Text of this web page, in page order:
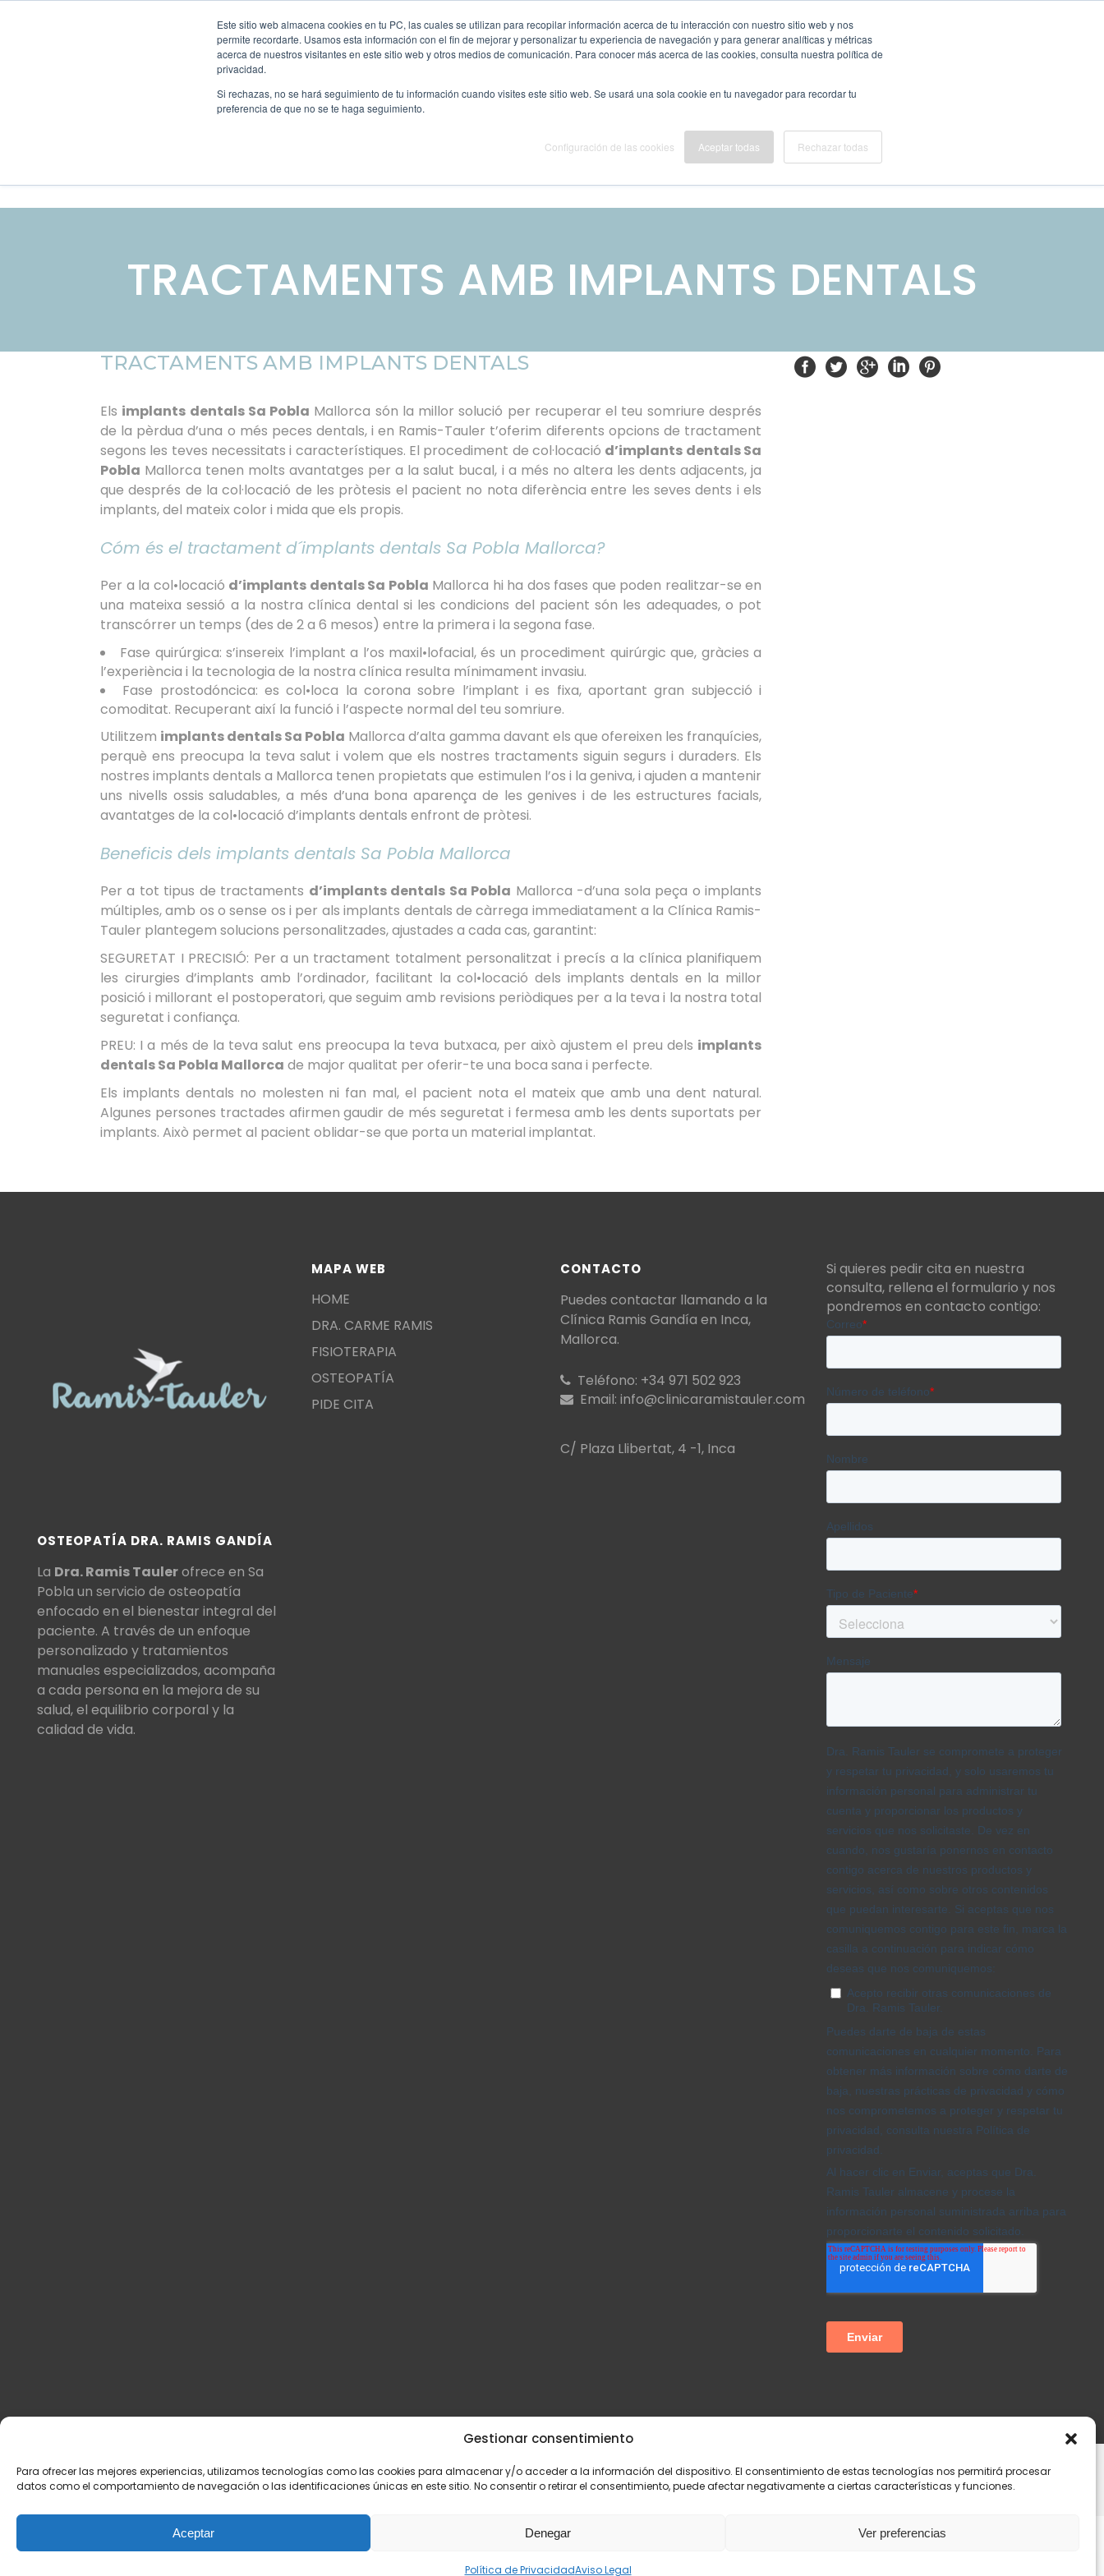
Este sitio web almacena cookies en tu PC, las cuales se utilizan para recopilar información acerca de tu interacción con nuestro sitio web y nos
permite recordarte. Usamos esta información con el fin de mejorar y personalizar tu experiencia de navegación y para generar analíticas y métricas
acerca de nuestros visitantes en este sitio web y otros medios de comunicación. Para conocer más acerca de las cookies, consulta nuestra política de
privacidad.
Si rechazas, no se hará seguimiento de tu información cuando visites este sitio web. Se usará una sola cookie en tu navegador para recordar tu
preferencia de que no se te haga seguimiento.
Configuración de las cookies Aceptar todas Rechazar todas
Gestionar consentimiento
Para ofrecer las mejores experiencias, utilizamos tecnologías como las cookies para almacenar y/o acceder a la información del dispositivo. El consentimiento de estas tecnologías nos permitirá procesar
datos como el comportamiento de navegación o las identificaciones únicas en este sitio. No consentir o retirar el consentimiento, puede afectar negativamente a ciertas características y funciones.
Aceptar Denegar Ver preferencias
Política de PrivacidadAviso Legal
OSTEOPATÍA PIDE CITA
TRACTAMENTS AMB IMPLANTS DENTALS
TRACTAMENTS AMB IMPLANTS DENTALS
Els implants dentals Sa Pobla Mallorca són la millor solució per recuperar el teu somriure després
de la pèrdua d’una o més peces dentals, i en Ramis-Tauler t’oferim diferents opcions de tractament
segons les teves necessitats i característiques. El procediment de col·locació d’implants dentals Sa
Pobla Mallorca tenen molts avantatges per a la salut bucal, i a més no altera les dents adjacents, ja
que després de la col·locació de les pròtesis el pacient no nota diferència entre les seves dents i els
implants, del mateix color i mida que els propis.
Cóm és el tractament d´implants dentals Sa Pobla Mallorca?
Per a la col•locació d’implants dentals Sa Pobla Mallorca hi ha dos fases que poden realitzar-se en
una mateixa sessió a la nostra clínica dental si les condicions del pacient són les adequades, o pot
transcórrer un temps (des de 2 a 6 mesos) entre la primera i la segona fase.
Fase quirúrgica: s’insereix l’implant a l’os maxil•lofacial, és un procediment quirúrgic que, gràcies a
l’experiència i la tecnologia de la nostra clínica resulta mínimament invasiu.
Fase prostodóncica: es col•loca la corona sobre l’implant i es fixa, aportant gran subjecció i
comoditat. Recuperant així la funció i l’aspecte normal del teu somriure.
Utilitzem implants dentals Sa Pobla Mallorca d’alta gamma davant els que ofereixen les franquícies,
perquè ens preocupa la teva salut i volem que els nostres tractaments siguin segurs i duraders. Els
nostres implants dentals a Mallorca tenen propietats que estimulen l’os i la geniva, i ajuden a mantenir
uns nivells ossis saludables, a més d’una bona aparença de les genives i de les estructures facials,
avantatges de la col•locació d’implants dentals enfront de pròtesi.
Beneficis dels implants dentals Sa Pobla Mallorca
Per a tot tipus de tractaments d’implants dentals Sa Pobla Mallorca -d’una sola peça o implants
múltiples, amb os o sense os i per als implants dentals de càrrega immediatament a la Clínica Ramis-
Tauler plantegem solucions personalitzades, ajustades a cada cas, garantint:
SEGURETAT I PRECISIÓ: Per a un tractament totalment personalitzat i precís a la clínica planifiquem
les cirurgies d’implants amb l’ordinador, facilitant la col•locació dels implants dentals en la millor
posició i millorant el postoperatori, que seguim amb revisions periòdiques per a la teva i la nostra total
seguretat i confiança.
PREU: I a més de la teva salut ens preocupa la teva butxaca, per això ajustem el preu dels implants
dentals Sa Pobla Mallorca de major qualitat per oferir-te una boca sana i perfecte.
Els implants dentals no molesten ni fan mal, el pacient nota el mateix que amb una dent natural.
Algunes persones tractades afirmen gaudir de més seguretat i fermesa amb les dents suportats per
implants. Això permet al pacient oblidar-se que porta un material implantat.
OSTEOPATÍA DRA. RAMIS GANDÍA
La Dra. Ramis Taulerofrece en Sa
Pobla un servicio de osteopatía
enfocado en el bienestar integral del
paciente. A través de un enfoque
personalizado y tratamientos
manuales especializados, acompaña
a cada persona en la mejora de su
salud, el equilibrio corporal y la
calidad de vida.
MAPA WEB
HOME
DRA. CARME RAMIS
FISIOTERAPIA
OSTEOPATÍA
PIDE CITA
CONTACTO
Puedes contactar llamando a la
Clínica Ramis Gandía en Inca,
Mallorca.
Teléfono: +34 971 502 923
Email: info@clinicaramistauler.com
C/ Plaza Llibertat, 4 -1, Inca
Si quieres pedir cita en nuestra
consulta, rellena el formulario y nos
pondremos en contacto contigo:
Aviso legal-Política de Privacidad-Política de Cookies
Éruga Comunicación